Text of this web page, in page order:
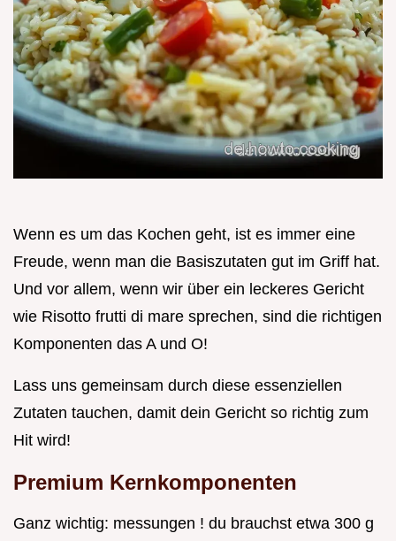
Wenn es um das Kochen geht, ist es immer eine
Freude, wenn man die Basiszutaten gut im Griff hat.
Und vor allem, wenn wir über ein leckeres Gericht
wie Risotto frutti di mare sprechen, sind die richtigen
Komponenten das A und O!
Lass uns gemeinsam durch diese essenziellen
Zutaten tauchen, damit dein Gericht so richtig zum
Hit wird!
Premium Kernkomponenten
Ganz wichtig: messungen ! du brauchst etwa 300 g